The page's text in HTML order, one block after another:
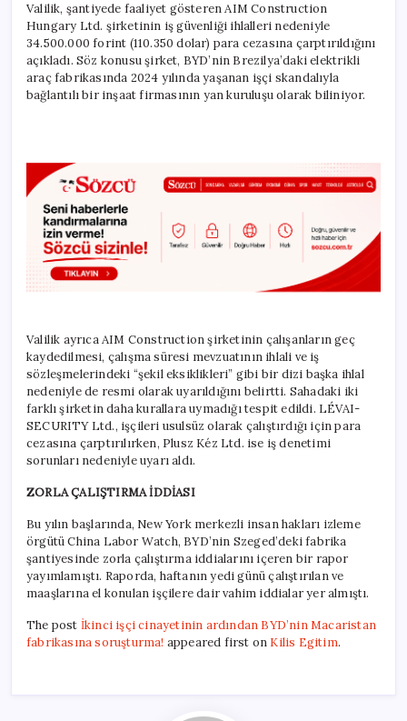
Valilik, şantiyede faaliyet gösteren AIM Construction
Hungary Ltd. şirketinin iş güvenliği ihlalleri nedeniyle
34.500.000 forint (110.350 dolar) para cezasına çarptırıldığını
açıkladı. Söz konusu şirket, BYD’nin Brezilya’daki elektrikli
araç fabrikasında 2024 yılında yaşanan işçi skandalıyla
bağlantılı bir inşaat firmasının yan kuruluşu olarak biliniyor.
Valilik ayrıca AIM Construction şirketinin çalışanların geç
kaydedilmesi, çalışma süresi mevzuatının ihlali ve iş
sözleşmelerindeki “şekil eksiklikleri” gibi bir dizi başka ihlal
nedeniyle de resmi olarak uyarıldığını belirtti. Sahadaki iki
farklı şirketin daha kurallara uymadığı tespit edildi. LÉVAI-
SECURITY Ltd., işçileri usulsüz olarak çalıştırdığı için para
cezasına çarptırılırken, Plusz Kéz Ltd. ise iş denetimi
sorunları nedeniyle uyarı aldı.
ZORLA ÇALIŞTIRMA İDDİASI
Bu yılın başlarında, New York merkezli insan hakları izleme
örgütü China Labor Watch, BYD’nin Szeged’deki fabrika
şantiyesinde zorla çalıştırma iddialarını içeren bir rapor
yayımlamıştı. Raporda, haftanın yedi günü çalıştırılan ve
maaşlarına el konulan işçilere dair vahim iddialar yer almıştı.
The post İkinci işçi cinayetinin ardından BYD’nin Macaristan
fabrikasına soruşturma! appeared first on Kilis Egitim.